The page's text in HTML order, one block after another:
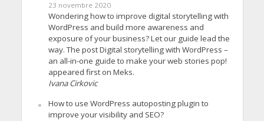
23 novembre 2020
Wondering how to improve digital storytelling with
WordPress and build more awareness and
exposure of your business? Let our guide lead the
way. The post Digital storytelling with WordPress –
an all-in-one guide to make your web stories pop!
appeared first on Meks.
Ivana Cirkovic
How to use WordPress autoposting plugin to
improve your visibility and SEO?